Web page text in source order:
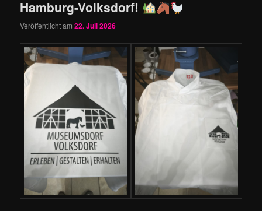
Hamburg-Volksdorf!
Veröffentlicht am22. Juli 2026